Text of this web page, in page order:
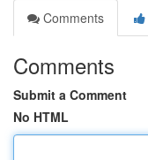
Comments
Comments
Submit a Comment
No HTML